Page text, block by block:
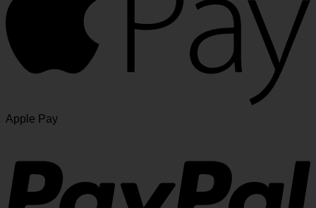
Apple Pay